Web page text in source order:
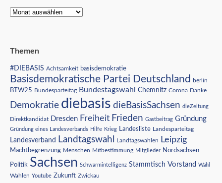
Themen
#DIEBASIS Achtsamkeit basisdemokratie
Basisdemokratische Partei Deutschland berlin
BTW25 Bundesparteitag Bundestagswahl Chemnitz Corona Danke
Demokratie diebasis dieBasisSachsen dieZeitung
Direktkandidat Dresden Freiheit Frieden Gastbeitrag Gründung
Gründung eines Landesverbands Hilfe Krieg Landesliste Landesparteitag
Landesverband Landtagswahl Landtagswahlen Leipzig
Machtbegrenzung Menschen Mitbestimmung Mitglieder Nordsachsen
Politik Sachsen Schwarmintelligenz Stammtisch Vorstand Wahl
Wahlen Youtube Zukunft Zwickau